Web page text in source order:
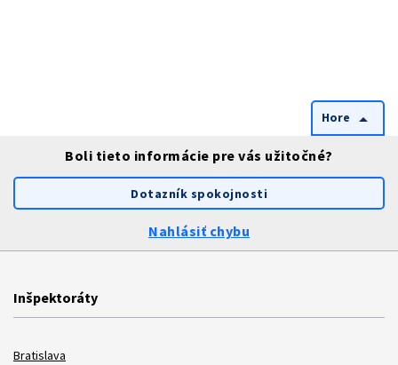
Hore arrow_drop_up
Boli tieto informácie pre vás užitočné?
Dotazník spokojnosti
Nahlásiť chybu
Inšpektoráty
Bratislava